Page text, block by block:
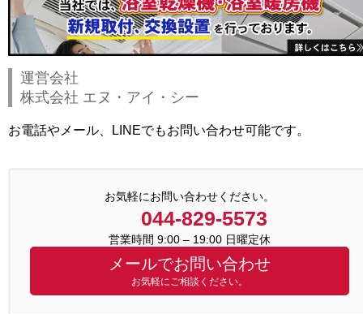
運営会社
株式会社 エヌ・アイ・シー
お電話やメール、LINEでもお問い合わせ可能です。
お気軽にお問い合わせください。
044-829-5573
営業時間 9:00 – 19:00 日曜定休
メールでお問い合わせ
お気軽にご相談ください。